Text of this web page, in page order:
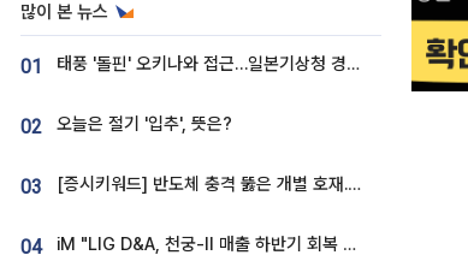
많이 본 뉴스
01 태풍 '돌핀' 오키나와 접근…일본기상청 경로 업데이트
02 오늘은 절기 '입추', 뜻은?
03 [증시키워드] 반도체 충격 뚫은 개별 호재...포스코퓨처엠·에코프로·한화솔루션 '눈길'
04 iM "LIG D&A, 천궁-II 매출 하반기 회복 전망…방산 톱픽 유지"